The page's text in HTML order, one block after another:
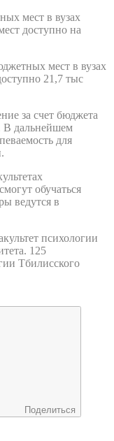
мест в вузах
доступно на
мест в вузах
21,7 тыс
за счет бюджета
В дальнейшем
для
обучаться
ведутся в
психологии
125
Тбилисского
Поделиться